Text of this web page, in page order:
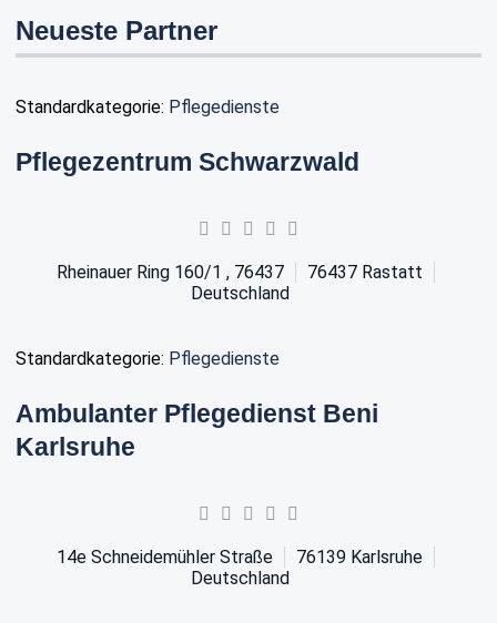
Neueste Partner
Standardkategorie: Pflegedienste
Pflegezentrum Schwarzwald
Rheinauer Ring 160/1 , 76437 76437 Rastatt
Deutschland
Standardkategorie: Pflegedienste
Ambulanter Pflegedienst Beni
Karlsruhe
14e Schneidemühler Straße 76139 Karlsruhe
Deutschland